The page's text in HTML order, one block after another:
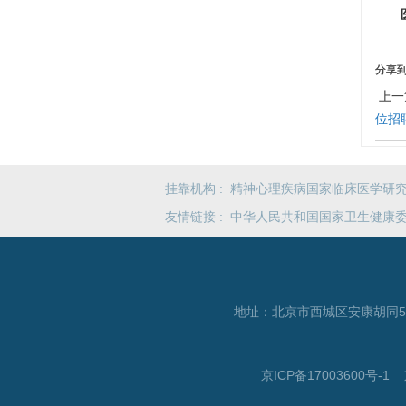
分享
上
位招
挂靠机构 : 精神心理疾病国家临床医学研
友情链接 : 中华人民共和国国家卫生健康
地址：北京市西城区安康胡
京ICP备17003600号-1